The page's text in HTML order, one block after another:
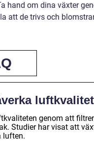
hand om dina växter
att de trivs och
genom att
Studier har visat att
luften.